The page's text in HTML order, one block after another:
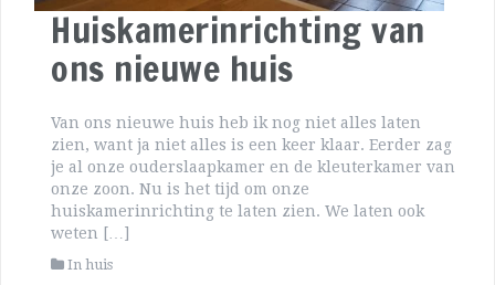
Huiskamerinrichting van
ons nieuwe huis
Van ons nieuwe huis heb ik nog niet alles laten
zien, want ja niet alles is een keer klaar. Eerder zag
je al onze ouderslaapkamer en de kleuterkamer van
onze zoon. Nu is het tijd om onze
huiskamerinrichting te laten zien. We laten ook
weten […]
In huis